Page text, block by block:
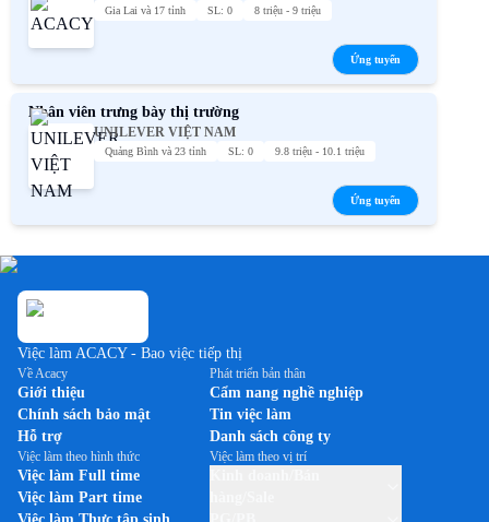
Gia Lai và 17 tỉnh SL: 0 8 triệu - 9 triệu
Ứng tuyển
Nhân viên trưng bày thị trường
UNILEVER VIỆT NAM
Quảng Bình và 23 tỉnh SL: 0 9.8 triệu - 10.1 triệu
Ứng tuyển
Việc làm ACACY - Bao việc tiếp thị
Về Acacy
Giới thiệu
Chính sách bảo mật
Hỗ trợ
Phát triển bản thân
Cẩm nang nghề nghiệp
Tin việc làm
Danh sách công ty
Việc làm theo hình thức
Việc làm Full time
Việc làm Part time
Việc làm theo vị trí